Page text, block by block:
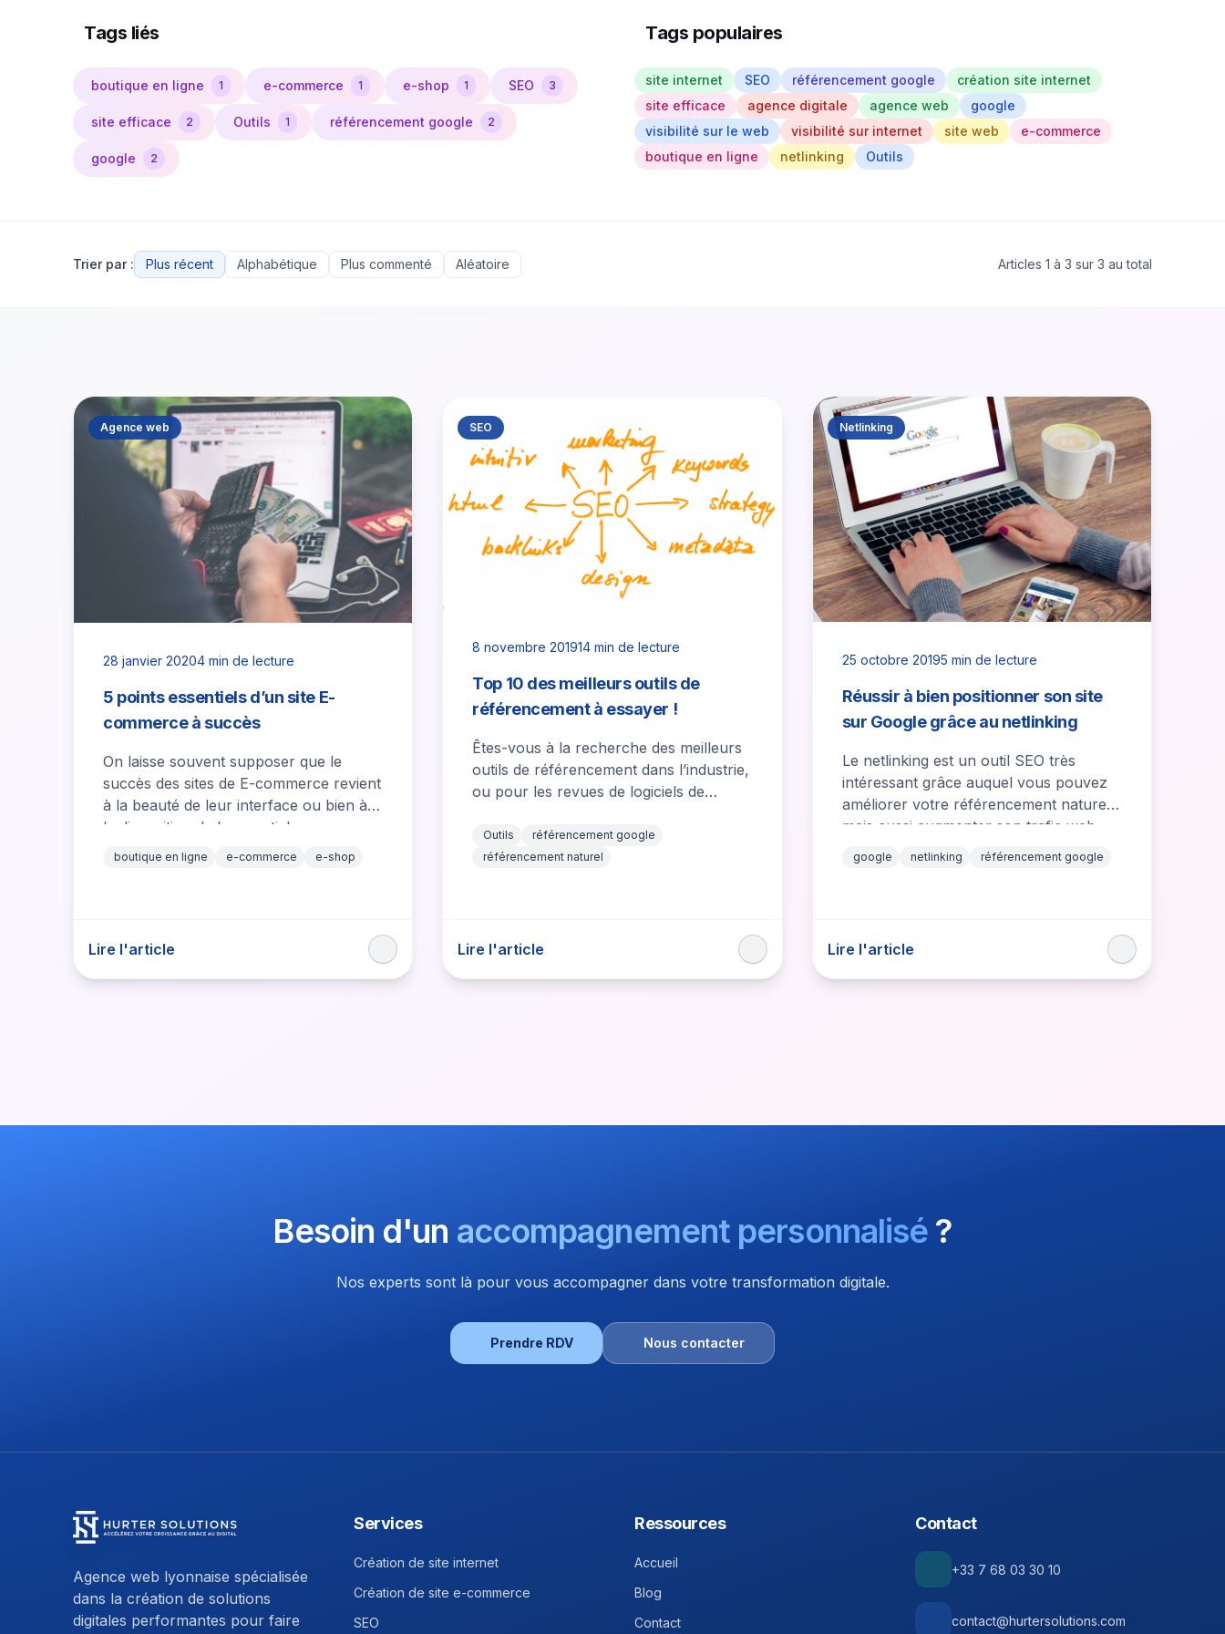
Tags liés
boutique en ligne 1 e-commerce 1 e-shop 1 SEO 3
site efficace 2 Outils 1 référencement google 2
google 2
Tags populaires
site internet SEO référencement google
création site internet
site efficace
agence digitale agence web
google
visibilité sur le web
visibilité sur internet site web
e-commerce
boutique en ligne
netlinking Outils
Trier par : Plus récent Alphabétique Plus commenté Aléatoire Articles 1 à 3 sur 3 au total
Agence web
28 janvier 20204 min de lecture
5 points essentiels d’un site E-
commerce à succès
On laisse souvent supposer que le
succès des sites de E-commerce revient
à la beauté de leur interface ou bien à
la disposition de leurs articles,
cependant,…
boutique en ligne e-commerce e-shop
Lire l'article
SEO
8 novembre 201914 min de lecture
Top 10 des meilleurs outils de
référencement à essayer !
Êtes-vous à la recherche des meilleurs
outils de référencement dans l’industrie,
ou pour les revues de logiciels de
d’outils…
Outils
référencement google
référencement naturel
Lire l'article
Netlinking
25 octobre 20195 min de lecture
Réussir à bien positionner son site
sur Google grâce au netlinking
Le netlinking est un outil SEO très
intéressant grâce auquel vous pouvez
améliorer votre référencement naturel
mais aussi augmenter son trafic web.
Voici donc comment…
google netlinking référencement google
Lire l'article
Besoin d'un accompagnement personnalisé ?
Nos experts sont là pour vous accompagner dans votre transformation digitale.
Prendre RDV Nous contacter
Agence web lyonnaise spécialisée
dans la création de solutions
digitales performantes pour faire
Services
Création de site internet
Création de site e-commerce
SEO
Ressources
Accueil
Blog
Contact
Contact
+33 7 68 03 30 10
contact@hurtersolutions.com